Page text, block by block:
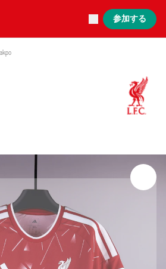
参加する